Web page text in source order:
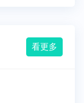
看更多